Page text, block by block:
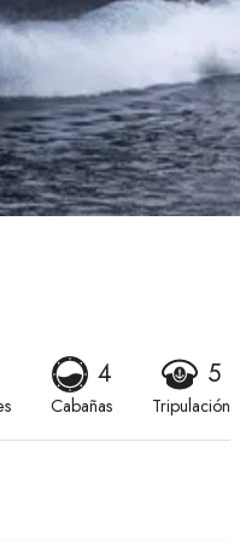
4
Cabañas
5
Tripulación